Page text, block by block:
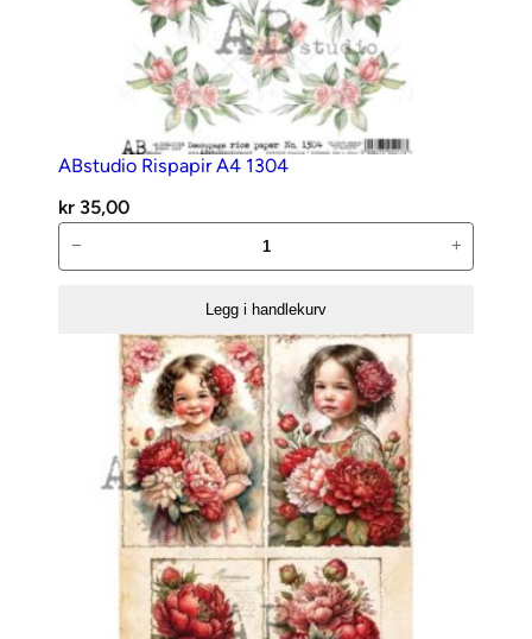
ABstudio Rispapir A4 1304
kr 35,00
Rispapir
− +
Legg i handlekurv